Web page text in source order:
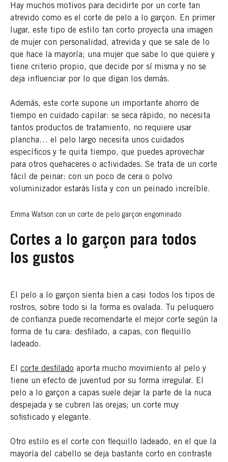
Emma Watson con un corte de pelo garçon engominado
Hay muchos motivos para decidirte por un corte tan
atrevido como es el corte de pelo a lo garçon. En primer
lugar, este tipo de estilo tan corto proyecta una imagen
de mujer con personalidad, atrevida y que se sale de lo
que hace la mayoría; una mujer que sabe lo que quiere y
tiene criterio propio, que decide por sí misma y no se
deja influenciar por lo que digan los demás.
Además, este corte supone un importante ahorro de
tiempo en cuidado capilar: se seca rápido, no necesita
tantos productos de tratamiento, no requiere usar
plancha… el pelo largo necesita unos cuidados
específicos y te quita tiempo, que puedes aprovechar
para otros quehaceres o actividades. Se trata de un corte
fácil de peinar: con un poco de cera o polvo
voluminizador estarás lista y con un peinado increíble.
Cortes a lo garçon para todos
los gustos
El pelo a lo garçon sienta bien a casi todos los tipos de
rostros, sobre todo si la forma es ovalada. Tu peluquero
de confianza puede recomendarte el mejor corte según la
forma de tu cara: desfilado, a capas, con flequillo
ladeado.
El corte desfilado aporta mucho movimiento al pelo y
tiene un efecto de juventud por su forma irregular. El
pelo a lo garçon a capas suele dejar la parte de la nuca
despejada y se cubren las orejas; un corte muy
sofisticado y elegante.
Otro estilo es el corte con flequillo ladeado, en el que la
mayoría del cabello se deja bastante corto en contraste